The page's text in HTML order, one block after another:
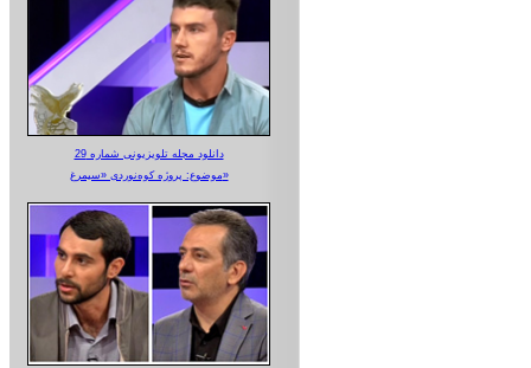
دانلود مجله تلویزیونی شماره 29
موضوع: پروژه کوه‌نوردی «سیمرغ»